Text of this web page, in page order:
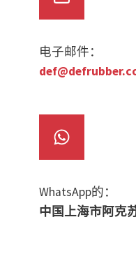
电子邮件：
WhatsApp的：
中国上海市阿克